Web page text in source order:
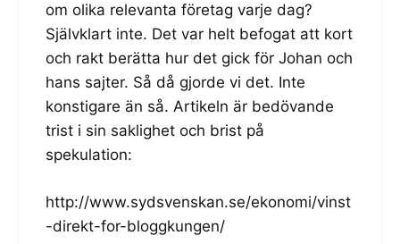
om olika relevanta företag varje dag?
Självklart inte. Det var helt befogat att kort
och rakt berätta hur det gick för Johan och
hans sajter. Så då gjorde vi det. Inte
konstigare än så. Artikeln är bedövande
trist i sin saklighet och brist på
spekulation:
http://www.sydsvenskan.se/ekonomi/vinst
-direkt-for-bloggkungen/